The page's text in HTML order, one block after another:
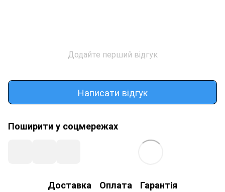
Додайте перший відгук
Написати відгук
Поширити у соцмережах
Доставка Оплата
Гарантія